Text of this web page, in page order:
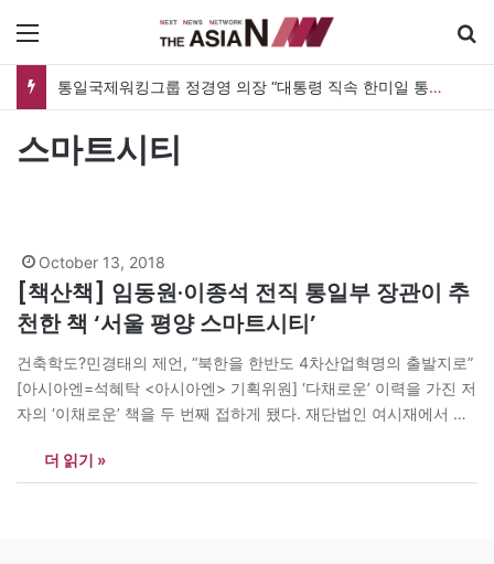
통일국제워킹그룹 정경영 의장 “대통령 직속 한미일 통일TF 설치해 통일한국 마스터플랜을”
스마트시티
October 13, 2018
[책산책] 임동원·이종석 전직 통일부 장관이 추
천한 책 ‘서울 평양 스마트시티’
건축학도?민경태의 제언, “북한을 한반도 4차산업혁명의 출발지로”
[아시아엔=석혜탁 <아시아엔> 기획위원] ‘다채로운’ 이력을 가진 저
자의 ‘이채로운’ 책을 두 번째 접하게 됐다. 재단법인 여시재에서 한
티>에 이어 최근 <서울 평양 스마트시티>를 선보이며 북한 전문가
이자 건축학도로서 자신만의 세계관과 전문성을 유감없이 발휘했
더 읽기 »